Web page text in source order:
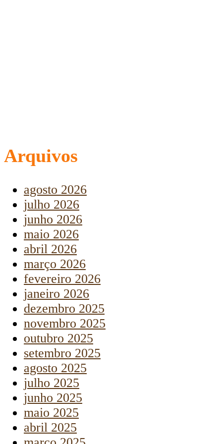
Arquivos
agosto 2026
julho 2026
junho 2026
maio 2026
abril 2026
março 2026
fevereiro 2026
janeiro 2026
dezembro 2025
novembro 2025
outubro 2025
setembro 2025
agosto 2025
julho 2025
junho 2025
maio 2025
abril 2025